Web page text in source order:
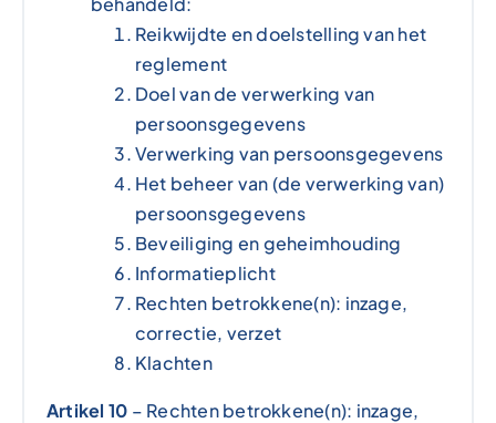
Reikwijdte en doelstelling van het
reglement
Doel van de verwerking van
persoonsgegevens
Verwerking van persoonsgegevens
Het beheer van (de verwerking van)
persoonsgegevens
Beveiliging en geheimhouding
Informatieplicht
Rechten betrokkene(n): inzage,
correctie, verzet
Klachten
Artikel 10 – Rechten betrokkene(n): inzage,